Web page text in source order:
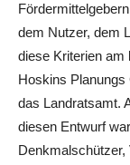
dem Nutzer, dem
diese Kriterien am
Hoskins
das Landratsamt.
diesen Entwurf
Denkmalschützer,